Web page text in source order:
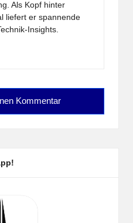
Als Kopf hinter
liefert er spannende
Insights.
Kommentar